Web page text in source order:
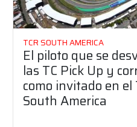
TCR SOUTH AMERICA
El piloto que se
las TC Pick Up y
como invitado en el
South America